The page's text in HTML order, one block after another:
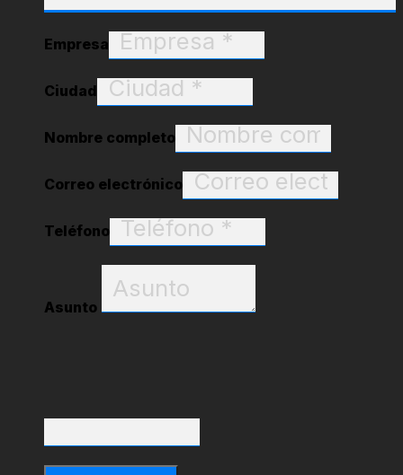
Empresa
Ciudad
Nombre completo
Correo electrónico
Teléfono
Asunto